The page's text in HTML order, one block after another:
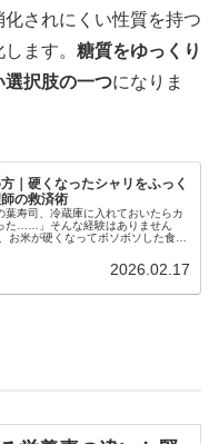
されにくい性質を持つ
ます。 糖質をゆっくり
選択肢の一つになりま
｜硬くなったシャリをふっく
の救済術
葉寿司、冷蔵庫に入れておいたらカ
た……」そんな経験はありません
お米が硬くなってボソボソした食感
2026.02.17